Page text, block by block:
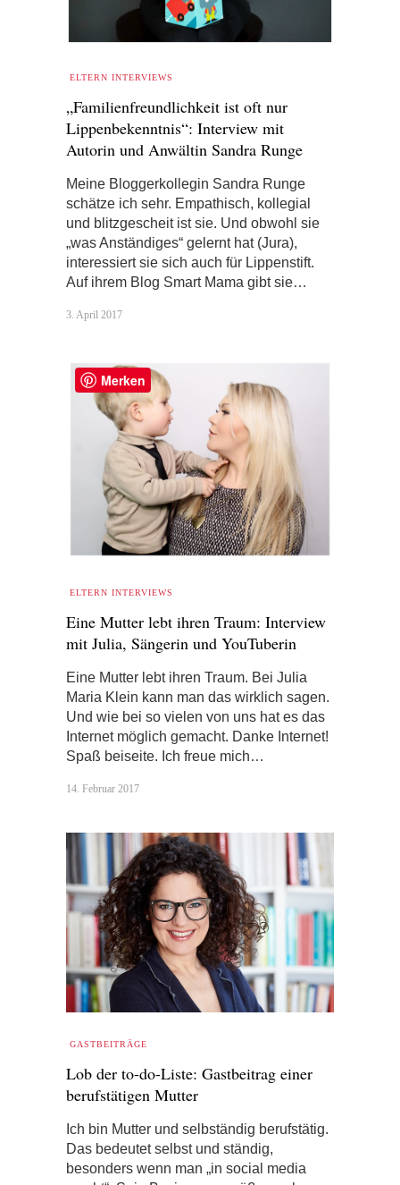
ELTERN INTERVIEWS
„Familienfreundlichkeit ist oft nur
Lippenbekenntnis“: Interview mit
Autorin und Anwältin Sandra Runge
Meine Bloggerkollegin Sandra Runge
schätze ich sehr. Empathisch, kollegial
und blitzgescheit ist sie. Und obwohl sie
„was Anständiges“ gelernt hat (Jura),
interessiert sie sich auch für Lippenstift.
Auf ihrem Blog Smart Mama gibt sie…
3. April 2017
ELTERN INTERVIEWS
Eine Mutter lebt ihren Traum: Interview
mit Julia, Sängerin und YouTuberin
Eine Mutter lebt ihren Traum. Bei Julia
Maria Klein kann man das wirklich sagen.
Und wie bei so vielen von uns hat es das
Internet möglich gemacht. Danke Internet!
Spaß beiseite. Ich freue mich…
14. Februar 2017
GASTBEITRÄGE
Lob der to-do-Liste: Gastbeitrag einer
berufstätigen Mutter
Ich bin Mutter und selbständig berufstätig.
Das bedeutet selbst und ständig,
besonders wenn man „in social media
Merken